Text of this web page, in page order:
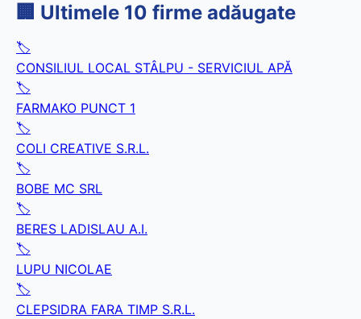
🏢 Ultimele 10 firme adăugate
🏷️
CONSILIUL LOCAL STÂLPU - SERVICIUL APĂ
🏷️
FARMAKO PUNCT 1
🏷️
COLI CREATIVE S.R.L.
🏷️
BOBE MC SRL
🏷️
BERES LADISLAU A.I.
🏷️
LUPU NICOLAE
🏷️
CLEPSIDRA FARA TIMP S.R.L.